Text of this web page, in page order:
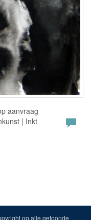
aanvraag
| Inkt
op alle getoonde